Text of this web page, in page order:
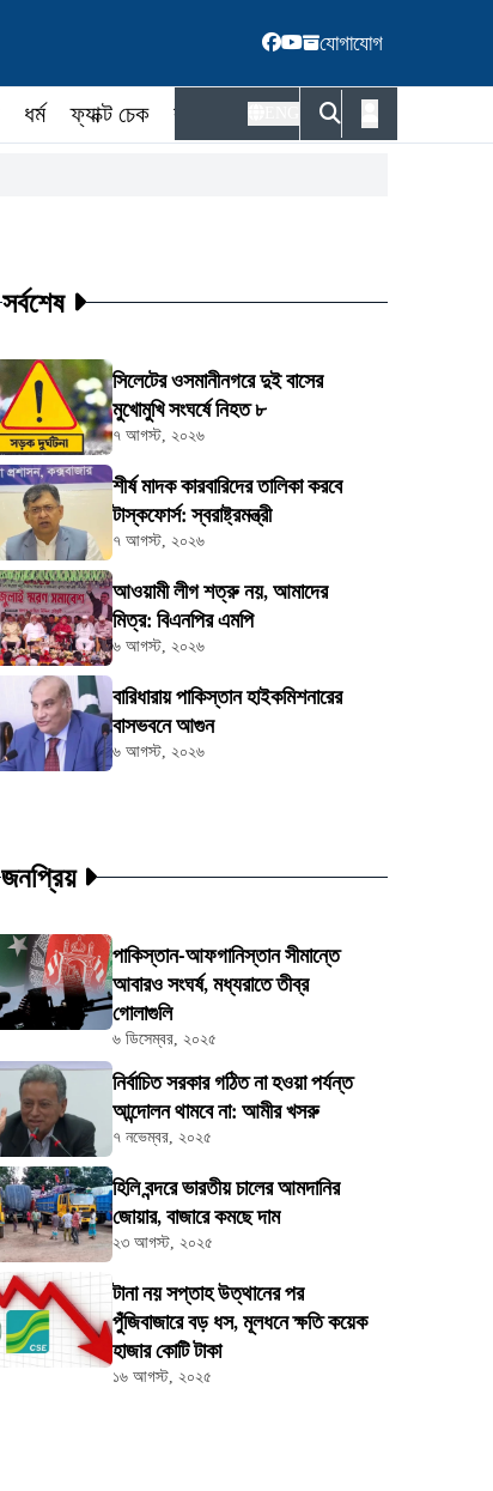
যোগাযোগ
ধর্ম ফ্যাক্ট চেক কর্মকর্তা
সর্বশেষ
সিলেটের ওসমানীনগরে দুই বাসের
মুখোমুখি সংঘর্ষে নিহত ৮
৭ আগস্ট, ২০২৬
শীর্ষ মাদক কারবারিদের তালিকা করবে
টাস্কফোর্স: স্বরাষ্ট্রমন্ত্রী
৭ আগস্ট, ২০২৬
আওয়ামী লীগ শত্রু নয়, আমাদের
মিত্র: বিএনপির এমপি
৬ আগস্ট, ২০২৬
বারিধারায় পাকিস্তান হাইকমিশনারের
বাসভবনে আগুন
৬ আগস্ট, ২০২৬
জনপ্রিয়
পাকিস্তান-আফগানিস্তান সীমান্তে
আবারও সংঘর্ষ, মধ্যরাতে তীব্র
গোলাগুলি
৬ ডিসেম্বর, ২০২৫
নির্বাচিত সরকার গঠিত না হওয়া পর্যন্ত
আন্দোলন থামবে না: আমীর খসরু
৭ নভেম্বর, ২০২৫
হিলি বন্দরে ভারতীয় চালের আমদানির
জোয়ার, বাজারে কমছে দাম
২৩ আগস্ট, ২০২৫
টানা নয় সপ্তাহ উত্থানের পর
পুঁজিবাজারে বড় ধস, মূলধনে ক্ষতি কয়েক
হাজার কোটি টাকা
১৬ আগস্ট, ২০২৫